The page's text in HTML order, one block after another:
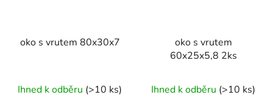
oko s vrutem 80x30x7
Ihned k odběru (>10 ks)
oko s vrutem
60x25x5,8 2ks
Ihned k odběru (>10 ks)